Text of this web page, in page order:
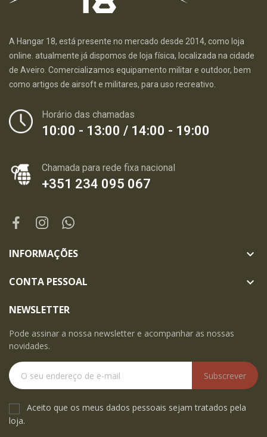
A Hangar 18, está presente no mercado desde 2014, como loja
online. atualmente já dispomos de loja física, localizada na cidade
de Aveiro. Comercializamos equipamento militar e outdoor, bem
como artigos de airsoft e militares, para uso recreativo.
Horário das chamadas
10:00 - 13:00 / 14:00 - 19:00
Chamada para rede fixa nacional
+351 234 095 067
INFORMAÇÕES 
CONTA PESSOAL 
NEWSLETTER
Pode assinar a nossa newsletter e acompanhar as nossas
novidades.
Subscrever
Aceito que os meus dados pessoais sejam tratados pela
loja.